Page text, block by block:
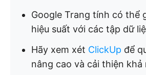
Google Trang tính có thể
hiệu suất với các tập dữ
Hãy xem xét ClickUp để
nâng cao và cải thiện